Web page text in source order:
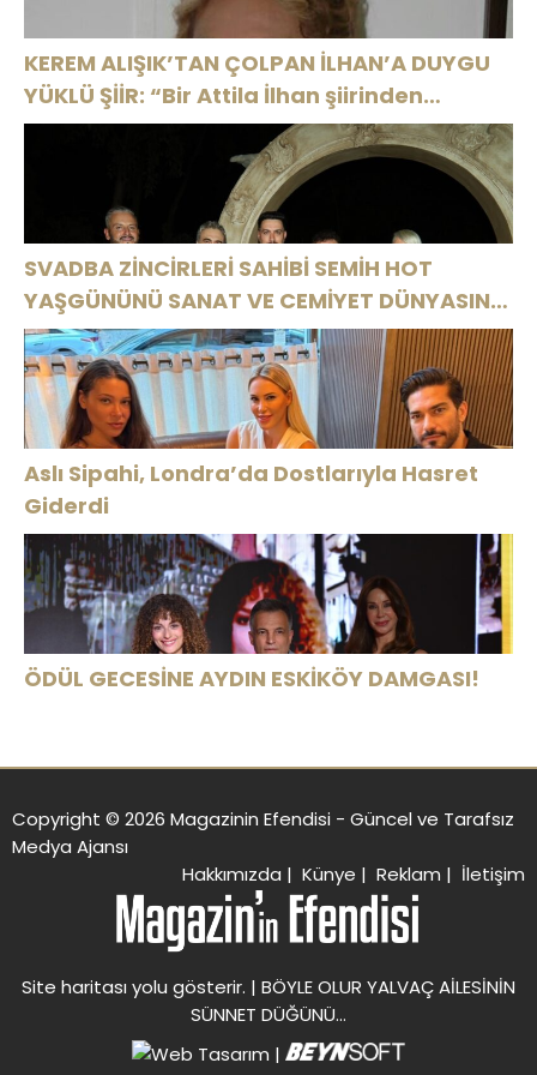
KEREM ALIŞIK’TAN ÇOLPAN İLHAN’A DUYGU
YÜKLÜ ŞİİR: “Bir Attila İlhan şiirinden
çıkmıştı sanki”
SVADBA ZİNCİRLERİ SAHİBİ SEMİH HOT
YAŞGÜNÜNÜ SANAT VE CEMİYET DÜNYASININ
ÜNLÜ İSİMLERİYLE KUTLADI!
Aslı Sipahi, Londra’da Dostlarıyla Hasret
Giderdi
ÖDÜL GECESİNE AYDIN ESKİKÖY DAMGASI!
Copyright © 2026 Magazinin Efendisi - Güncel ve Tarafsız
Medya Ajansı
Hakkımızda | Künye | Reklam | İletişim
Site haritası yolu gösterir. | BÖYLE OLUR YALVAÇ AİLESİNİN
SÜNNET DÜĞÜNÜ…
|